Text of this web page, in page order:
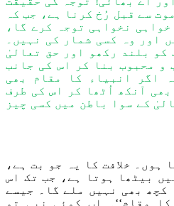
سے قبل رُخ کرنا ہے، جب کہ
نخواہی توجہ کرے گا،
اور وہ کسی شمار کی نہیں۔
کو بلند رکھو اور حق تعالیٰ
و محبوب بنا کر اس کی جانب
اگر انبیاء کا مقام بھی
آنکھ اُٹھا کر اس کی طرف
کے سوا باطن میں کسی چیز
ہو ں۔ خلافت کا یہ جو بت ہے،
بیٹھا ہوتا ہے، جب تک اس
کچھ بھی نہیں ملے گا۔
جیسے
کا مقام‘‘۔ اب کوئی نبی تو